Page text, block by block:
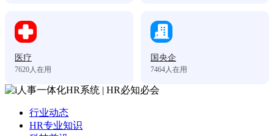
医疗
7620人在用
国央企
7464人在用
行业动态
HR专业知识